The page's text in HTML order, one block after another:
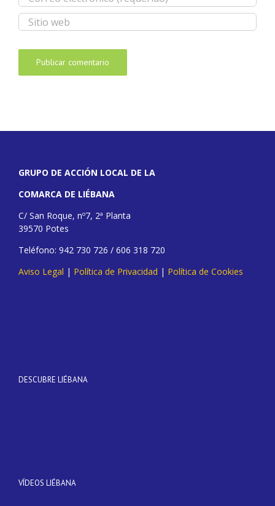
GRUPO DE ACCIÓN LOCAL DE LA
COMARCA DE LIÉBANA
C/ San Roque, nº7, 2ª Planta
39570 Potes
Teléfono: 942 730 726 / 606 318 720
Aviso Legal | Política de Privacidad | Política de Cookies
DESCUBRE LIÉBANA
VÍDEOS LIÉBANA